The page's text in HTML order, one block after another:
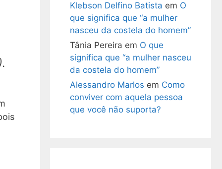
Klebson Delfino Batista em O
que significa que “a mulher
nasceu da costela do homem”
Tânia Pereira em O que
significa que “a mulher nasceu
da costela do homem”
Alessandro Marlos em Como
conviver com aquela pessoa
que você não suporta?